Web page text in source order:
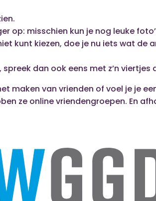
op: misschien kun je nog leuke
kunt kiezen, doe je nu iets wat de
dan ook eens met z’n viertjes
maken van vrienden of voel je je
ze online vriendengroepen. En